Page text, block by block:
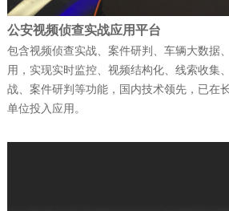
公司新闻
科技赋能强军 ——深圳富晋
技术有限公司承建解放…
公安视频侦查实战应用平台
包含视频侦查实战、案件研判、车辆大数据
用，实现实时监控、视频结构化、线索收集
战、案件研判等功能，国内技术领先，已在
单位投入应用。